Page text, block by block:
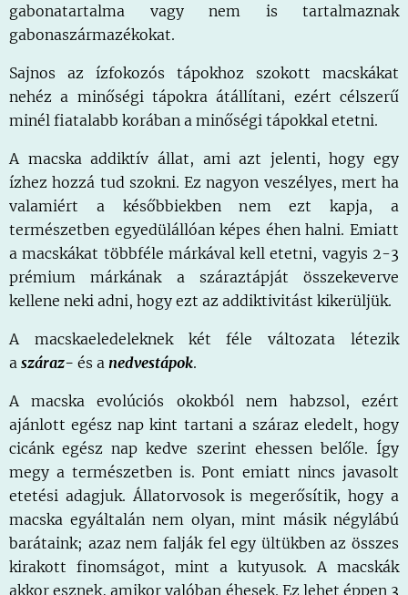
gabonatartalma vagy nem is tartalmaznak
gabonaszármazékokat.
Sajnos az ízfokozós tápokhoz szokott macskákat
nehéz a minőségi tápokra átállítani, ezért célszerű
minél fiatalabb korában a minőségi tápokkal etetni.
A macska addiktív állat, ami azt jelenti, hogy egy
ízhez hozzá tud szokni. Ez nagyon veszélyes, mert ha
valamiért a későbbiekben nem ezt kapja, a
természetben egyedülállóan képes éhen halni. Emiatt
a macskákat többféle márkával kell etetni, vagyis 2-3
prémium márkának a száraztápját összekeverve
kellene neki adni, hogy ezt az addiktivitást kikerüljük.
A macskaeledeleknek két féle változata létezik
a száraz- és a nedvestápok.
A macska evolúciós okokból nem habzsol, ezért
ajánlott egész nap kint tartani a száraz eledelt, hogy
cicánk egész nap kedve szerint ehessen belőle. Így
megy a természetben is. Pont emiatt nincs javasolt
etetési adagjuk. Állatorvosok is megerősítik, hogy a
macska egyáltalán nem olyan, mint másik négylábú
barátaink; azaz nem falják fel egy ültükben az összes
kirakott finomságot, mint a kutyusok. A macskák
akkor esznek, amikor valóban éhesek. Ez lehet éppen 3